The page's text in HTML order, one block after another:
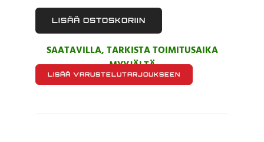
LISÄÄ OSTOSKORIIN
SAATAVILLA, TARKISTA TOIMITUSAIKA
MYYJÄLTÄ
LISÄÄ VARUSTELUTARJOUKSEEN